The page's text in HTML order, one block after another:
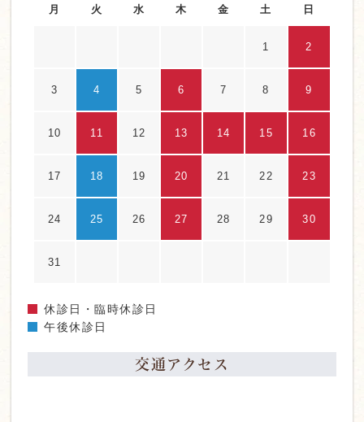
月 火 水 木 金 土 日
1 2
3 4 5 6 7 8 9
10 11 12 13 14 15 16
17 18 19 20 21 22 23
24 25 26 27 28 29 30
31
休診日・臨時休診日
午後休診日
交通アクセス